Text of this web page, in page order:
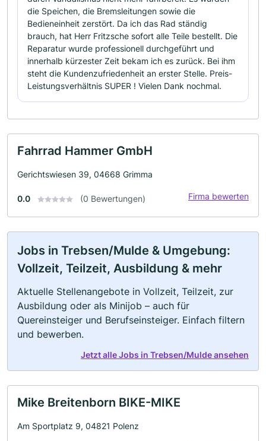
die Speichen, die Bremsleitungen sowie die
Bedieneinheit zerstört. Da ich das Rad ständig
brauch, hat Herr Fritzsche sofort alle Teile bestellt. Die
Reparatur wurde professionell durchgeführt und
innerhalb kürzester Zeit bekam ich es zurück. Bei ihm
steht die Kundenzufriedenheit an erster Stelle. Preis-
Leistungsverhältnis SUPER ! Vielen Dank nochmal.
Fahrrad Hammer GmbH
Gerichtswiesen 39, 04668 Grimma
0.0 (0 Bewertungen) Firma bewerten
Jobs in Trebsen/Mulde & Umgebung:
Vollzeit, Teilzeit, Ausbildung & mehr
Aktuelle Stellenangebote in Vollzeit, Teilzeit, zur
Ausbildung oder als Minijob – auch für
Quereinsteiger und Berufseinsteiger. Einfach filtern
und bewerben.
Jetzt alle Jobs in Trebsen/Mulde ansehen
Mike Breitenborn BIKE-MIKE
Am Sportplatz 9, 04821 Polenz